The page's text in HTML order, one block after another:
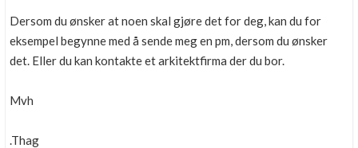
Dersom du ønsker at noen skal gjøre det for deg, kan du for
eksempel begynne med å sende meg en pm, dersom du ønsker
det. Eller du kan kontakte et arkitektfirma der du bor.
Mvh
.Thag